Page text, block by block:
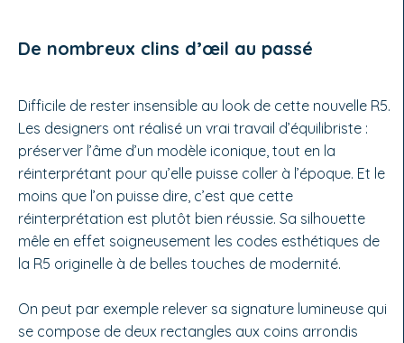
De nombreux clins d’œil au passé
Difficile de rester insensible au look de cette nouvelle R5.
Les designers ont réalisé un vrai travail d’équilibriste :
préserver l’âme d’un modèle iconique, tout en la
réinterprétant pour qu’elle puisse coller à l’époque. Et le
moins que l’on puisse dire, c’est que cette
réinterprétation est plutôt bien réussie. Sa silhouette
mêle en effet soigneusement les codes esthétiques de
la R5 originelle à de belles touches de modernité.
On peut par exemple relever sa signature lumineuse qui
se compose de deux rectangles aux coins arrondis